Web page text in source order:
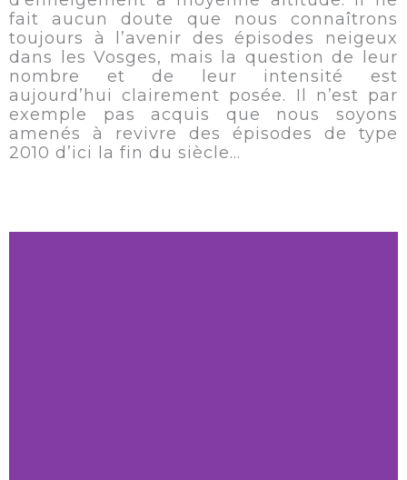
fait aucun doute que nous connaîtrons
toujours à l’avenir des épisodes neigeux
dans les Vosges, mais la question de leur
nombre et de leur intensité est
aujourd’hui clairement posée. Il n’est par
exemple pas acquis que nous soyons
amenés à revivre des épisodes de type
2010 d’ici la fin du siècle…